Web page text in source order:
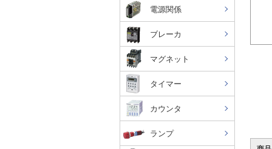
電源関係
ブレーカ
マグネット
タイマー
カウンタ
ランプ